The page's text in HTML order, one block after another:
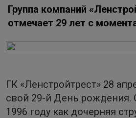
Группа компаний
отмечает 29 лет с
ГК «Ленстройтрест» 28
свой 29-й День рождения.
1996 году как дочерняя